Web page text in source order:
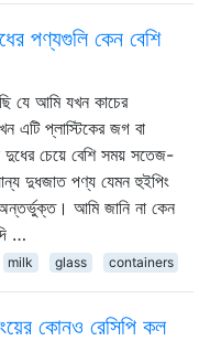
পণ্যগুলি কেন বেশি
যে আমি যখন কাচের
এটি প্লাস্টিকের জগ বা
দুধের চেয়ে বেশি সময় সতেজ-
দুধজাত পণ্য যেমন হুইপিং
আমি জানি না কেন
…
milk glass containers
কোনও রেসিপি কল